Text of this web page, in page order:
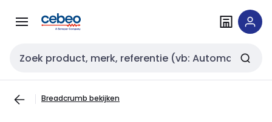
naar
naar
Zoekveld invoer
Breadcrumb bekijken